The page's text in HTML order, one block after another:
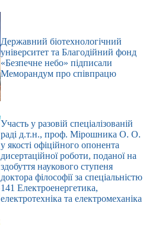
Державний біотехнологічний
університет та Благодійний фонд
«Безпечне небо» підписали
Меморандум про співпрацю
Участь у разовій спеціалізованій
раді д.т.н., проф. Мірошника О. О.
у якості офіційного опонента
дисертаційної роботи, поданої на
здобуття наукового ступеня
доктора філософії за спеціальністю
141 Електроенергетика,
електротехніка та електромеханіка